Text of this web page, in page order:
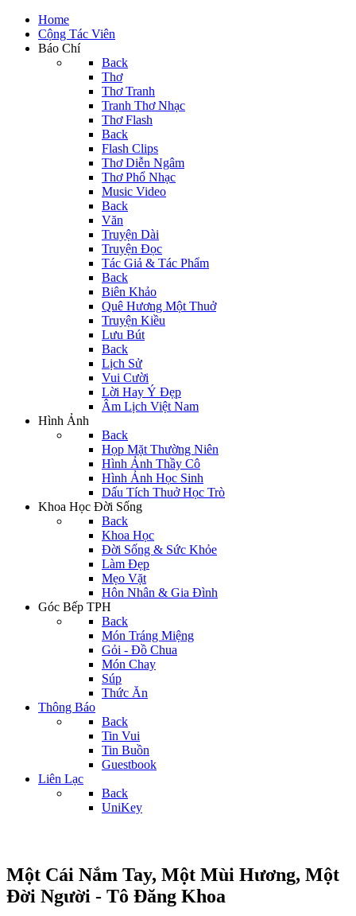
Home
Cộng Tác Viên
Báo Chí
Back
Thơ
Thơ Tranh
Tranh Thơ Nhạc
Thơ Flash
Back
Flash Clips
Thơ Diễn Ngâm
Thơ Phổ Nhạc
Music Video
Back
Văn
Truyện Dài
Truyện Đọc
Tác Giả & Tác Phẩm
Back
Biên Khảo
Quê Hương Một Thuở
Truyện Kiều
Lưu Bút
Back
Lịch Sử
Vui Cười
Lời Hay Ý Đẹp
Âm Lịch Việt Nam
Hình Ảnh
Back
Họp Mặt Thường Niên
Hình Ảnh Thầy Cô
Hình Ảnh Học Sinh
Dấu Tích Thuở Học Trò
Khoa Học Đời Sống
Back
Khoa Học
Đời Sống & Sức Khỏe
Làm Đẹp
Mẹo Vặt
Hôn Nhân & Gia Đình
Góc Bếp TPH
Back
Món Tráng Miệng
Gỏi - Đồ Chua
Món Chay
Súp
Thức Ăn
Thông Báo
Back
Tin Vui
Tin Buồn
Guestbook
Liên Lạc
Back
UniKey
Một Cái Nắm Tay, Một Mùi Hương, Một
Đời Người - Tô Đăng Khoa